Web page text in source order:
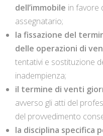
dell’immobile in favore
assegnatario;
la fissazione del
delle operazioni di
tentativi e sostituzione
inadempienza;
il termine di venti
avverso gli atti del
del provvedimento
la disciplina specifica